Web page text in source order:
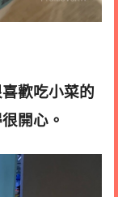
歡吃小菜的
開心 。